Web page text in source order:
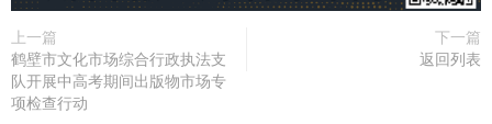
上一篇
鹤壁市文化市场综合行政执法支
队开展中高考期间出版物市场专
项检查行动
下一篇
返回列表